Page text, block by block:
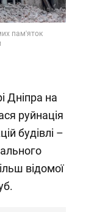
пам'яток
Дніпра на
руйнація
будівлі –
відомої